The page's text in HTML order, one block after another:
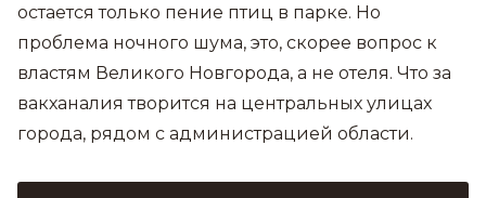
остается только пение птиц в парке. Но
проблема ночного шума, это, скорее вопрос к
властям Великого Новгорода, а не отеля. Что за
вакханалия творится на центральных улицах
города, рядом с администрацией области.